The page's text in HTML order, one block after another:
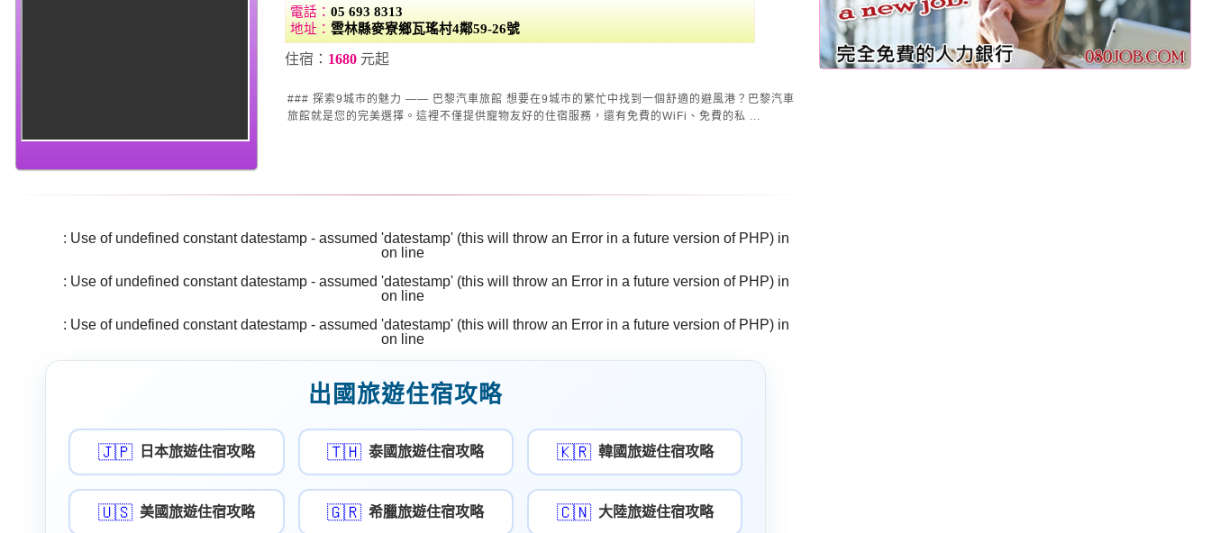
電話： 05 693 8313
地址： 雲林縣麥寮鄉瓦瑤村4鄰59-26號
住宿： 1680元起
### 探索9城市的魅力 —— 巴黎汽車旅館 想要在9城市的繁忙中找到一個舒適的避風港？巴黎汽車
旅館就是您的完美選擇。這裡不僅提供寵物友好的住宿服務，還有免費的WiFi、免費的私 ...
: Use of undefined constant datestamp - assumed 'datestamp' (this will throw an Error in a future version of PHP) in
on line
: Use of undefined constant datestamp - assumed 'datestamp' (this will throw an Error in a future version of PHP) in
on line
: Use of undefined constant datestamp - assumed 'datestamp' (this will throw an Error in a future version of PHP) in
on line
出國旅遊住宿攻略
🇯🇵 日本旅遊住宿攻略 🇹🇭 泰國旅遊住宿攻略 🇰🇷 韓國旅遊住宿攻略
🇺🇸 美國旅遊住宿攻略 🇬🇷 希臘旅遊住宿攻略 🇨🇳 大陸旅遊住宿攻略